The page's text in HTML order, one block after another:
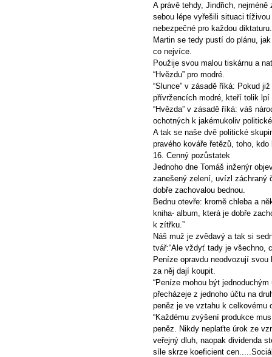
A právě tehdy, Jindřich,
sebou lépe vyřešili situaci
nebezpečné pro každou diktaturu.
Martin se tedy pustí do plánu,
co nejvíce.
Použije svou malou tiskárnu a
“Hvězdu” pro modré.
“Slunce” v zásadě říká: Pokud
přívržencích modré, kteří tolik
“Hvězda” v zásadě říká: váš
ochotných k jakémukoliv
A tak se naše dvě politické
pravého kováře řetězů, toho,
16. Cenný pozůstatek
Jednoho dne Tomáš inženýr
zanešený zelení, uvízl záchraný
dobře zachovalou bednou.
Bednu otevře: kromě chleba a
kniha- album, která je dobře
k zítřku.”
Náš muž je zvědavý a tak si
tvář:“Ale vždyť tady je všechno,
Peníze opravdu neodvozují
za něj dají koupit.
“Peníze mohou být
přecházeje z jednoho účtu na
peněz je ve vztahu k celkovému
“Každému zvýšení produkce
peněz. Nikdy neplaťte úrok ze
veřejný dluh, naopak dividenda
síle skrze koeficient